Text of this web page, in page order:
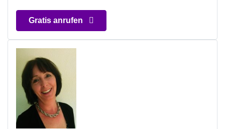
Gratis anrufen